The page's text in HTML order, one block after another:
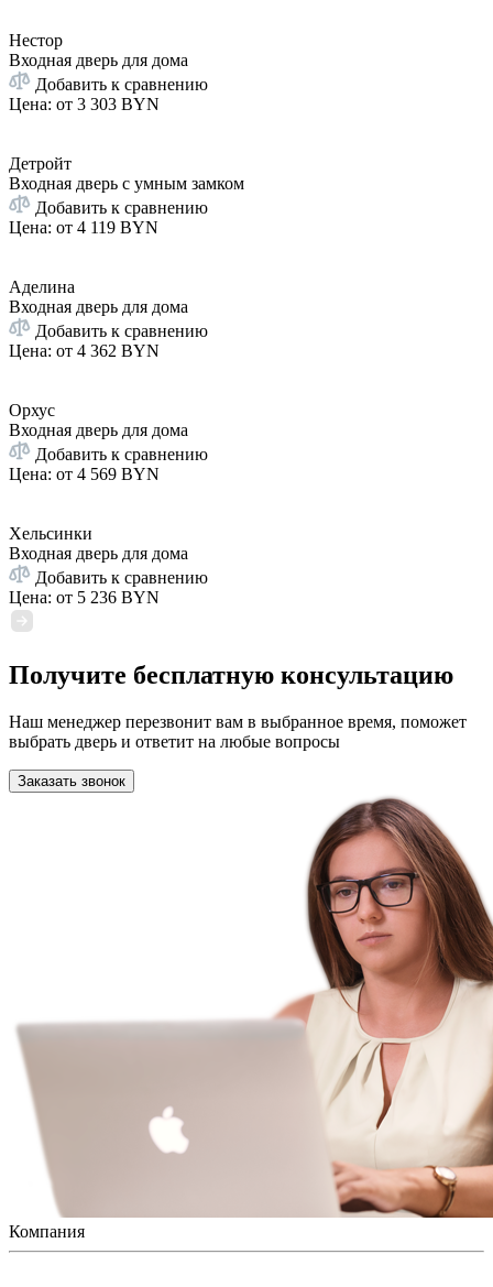
Нестор
Входная дверь для дома
Добавить к сравнению
Цена: от 3 303 BYN
Детройт
Входная дверь с умным замком
Добавить к сравнению
Цена: от 4 119 BYN
Аделина
Входная дверь для дома
Добавить к сравнению
Цена: от 4 362 BYN
Орхус
Входная дверь для дома
Добавить к сравнению
Цена: от 4 569 BYN
Хельсинки
Входная дверь для дома
Добавить к сравнению
Цена: от 5 236 BYN
Получите бесплатную консультацию
Наш менеджер перезвонит вам в выбранное время, поможет
выбрать дверь и ответит на любые вопросы
Заказать звонок
Компания